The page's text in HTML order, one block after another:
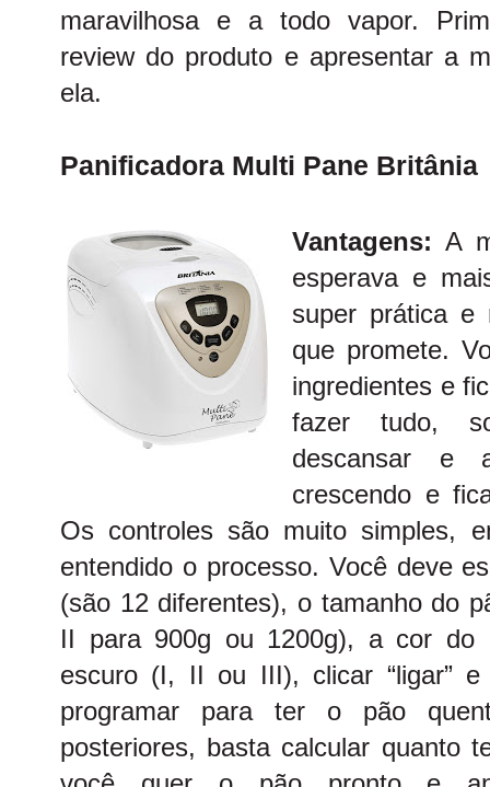
maravilhosa e a todo vapor.
review do produto e apresentar a
ela.
Panificadora Multi Pane Britânia
Vantagens: A
esperava e
super prática e
que promete.
ingredientes e
fazer tudo,
descansar e
crescendo e
Os controles são muito simples,
entendido o processo. Você deve
(são 12 diferentes), o tamanho do
II para 900g ou 1200g), a cor do
escuro (I, II ou III), clicar “ligar”
programar para ter o pão
posteriores, basta calcular quanto